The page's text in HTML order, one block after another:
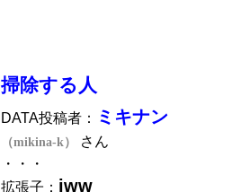
掃除する人
DATA投稿者： ミキナン
（mikina-k）
さん
・・・
拡張子： jww